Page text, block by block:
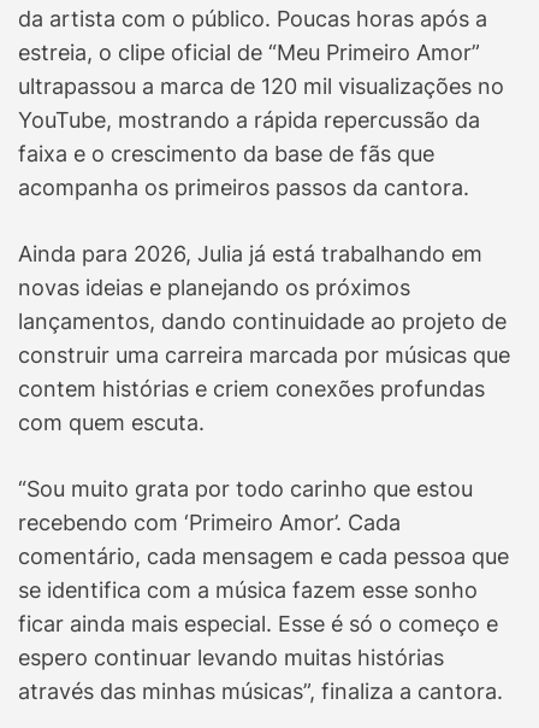
da artista com o público. Poucas horas após a
estreia, o clipe oficial de “Meu Primeiro Amor”
ultrapassou a marca de 120 mil visualizações no
YouTube, mostrando a rápida repercussão da
faixa e o crescimento da base de fãs que
acompanha os primeiros passos da cantora.
Ainda para 2026, Julia já está trabalhando em
novas ideias e planejando os próximos
lançamentos, dando continuidade ao projeto de
construir uma carreira marcada por músicas que
contem histórias e criem conexões profundas
com quem escuta.
“Sou muito grata por todo carinho que estou
recebendo com ‘Primeiro Amor’. Cada
comentário, cada mensagem e cada pessoa que
se identifica com a música fazem esse sonho
ficar ainda mais especial. Esse é só o começo e
espero continuar levando muitas histórias
através das minhas músicas”, finaliza a cantora.